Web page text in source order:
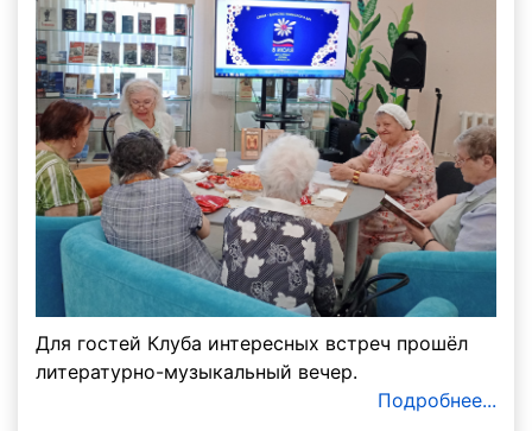
Для гостей Клуба интересных встреч прошёл
литературно-музыкальный вечер.
Подробнее...